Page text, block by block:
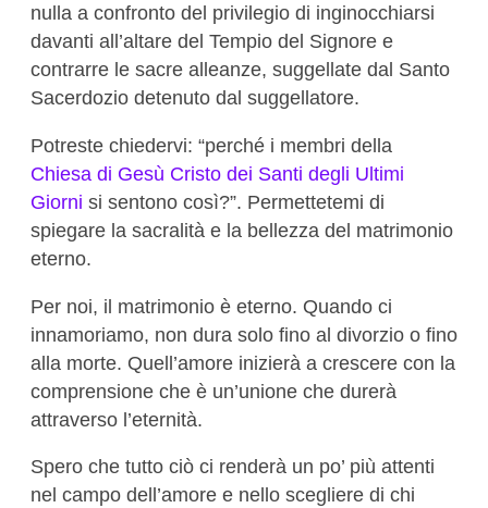
nulla a confronto del privilegio di inginocchiarsi
davanti all’altare del Tempio del Signore e
contrarre le sacre alleanze, suggellate dal Santo
Sacerdozio detenuto dal suggellatore.
Potreste chiedervi: “perché i membri della
Chiesa di Gesù Cristo dei Santi degli Ultimi
Giorni si sentono così?”. Permettetemi di
spiegare la sacralità e la bellezza del matrimonio
eterno.
Per noi, il matrimonio è eterno. Quando ci
innamoriamo, non dura solo fino al divorzio o fino
alla morte. Quell’amore inizierà a crescere con la
comprensione che è un’unione che durerà
attraverso l’eternità.
Spero che tutto ciò ci renderà un po’ più attenti
nel campo dell’amore e nello scegliere di chi